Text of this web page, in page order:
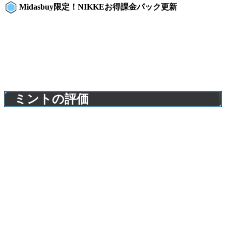
Midasbuy限定！NIKKEお得課金パック更新
ミントの評価